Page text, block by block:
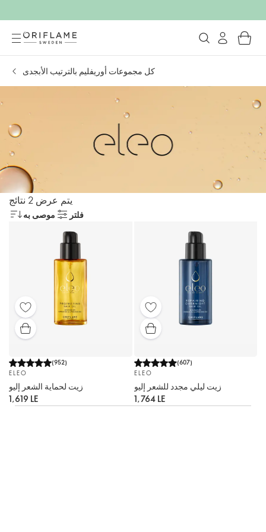
كل مجموعات أوريفليم بالترتيب الأبجدى
يتم عرض 2 نتائج
موصى به فلتر
(952)
ELEO
زيت لحماية الشعر إليو
1,619 LE
(607)
ELEO
زيت ليلي مجدد للشعر إليو
1,764 LE